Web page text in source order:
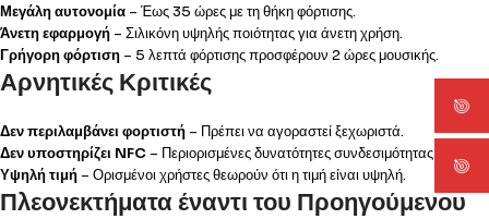
Μεγάλη αυτονομία – Έως 35 ώρες με τη θήκη φόρτισης.
Άνετη εφαρμογή – Σιλικόνη υψηλής ποιότητας για άνετη χρήση.
Γρήγορη φόρτιση – 5 λεπτά φόρτισης προσφέρουν 2 ώρες μουσικής.
Αρνητικές Κριτικές
Δεν περιλαμβάνει φορτιστή – Πρέπει να αγοραστεί ξεχωριστά.
Δεν υποστηρίζει NFC – Περιορισμένες δυνατότητες συνδεσιμότητας.
Υψηλή τιμή – Ορισμένοι χρήστες θεωρούν ότι η τιμή είναι υψηλή.
Πλεονεκτήματα έναντι του Προηγούμενου